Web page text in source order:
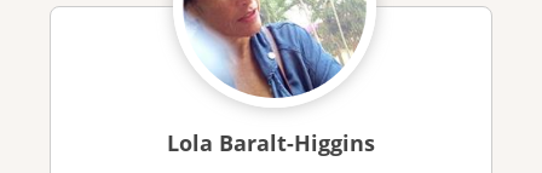
Lola Baralt-Higgins